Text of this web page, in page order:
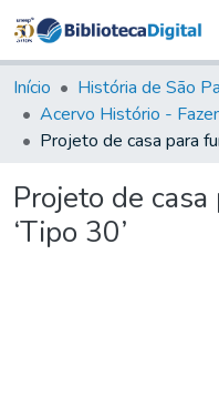
Início
História de São
Projeto de
‘Tipo 30’